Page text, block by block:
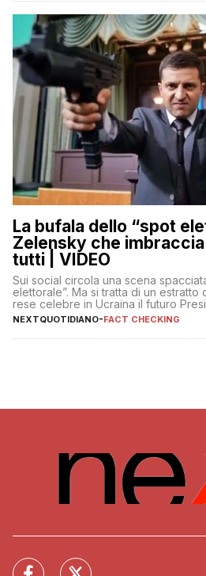
La bufala dello “spot
Zelensky che
tutti | VIDEO
Sui social circola una scena
elettorale”. Ma si tratta di un
rese celebre in Ucraina il futuro
NEXTQUOTIDIANO-FACT CHECKING